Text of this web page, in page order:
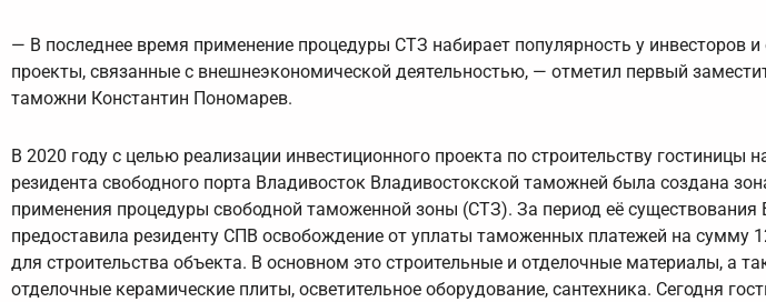
— В последнее время применение процедуры СТЗ набирает популярность у инвесторов
проекты, связанные с внешнеэкономической деятельностью, — отметил первый
таможни Константин Пономарев.
В 2020 году с целью реализации инвестиционного проекта по строительству гостиницы
резидента свободного порта Владивосток Владивостокской таможней была создана
применения процедуры свободной таможенной зоны (СТЗ). За период её
предоставила резиденту СПВ освобождение от уплаты таможенных платежей на сумму
для строительства объекта. В основном это строительные и отделочные материалы, а
отделочные керамические плиты, осветительное оборудование, сантехника. Сегодня